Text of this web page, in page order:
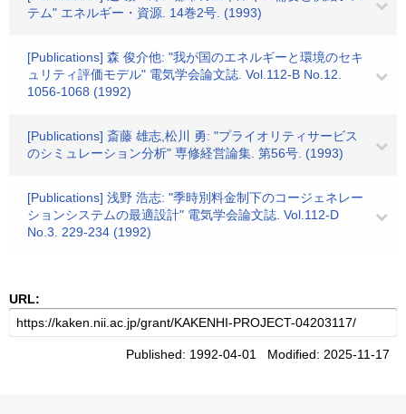
テム" エネルギー・資源. 14巻2号. (1993)
[Publications] 森 俊介他: "我が国のエネルギーと環境のセキ
ュリティ評価モデル" 電気学会論文誌. Vol.112-B No.12.
1056-1068 (1992)
[Publications] 斎藤 雄志,松川 勇: "プライオリティサービス
のシミュレーション分析" 専修経営論集. 第56号. (1993)
[Publications] 浅野 浩志: "季時別料金制下のコージェネレー
ションシステムの最適設計" 電気学会論文誌. Vol.112-D
No.3. 229-234 (1992)
URL:
Published: 1992-04-01 Modified: 2025-11-17